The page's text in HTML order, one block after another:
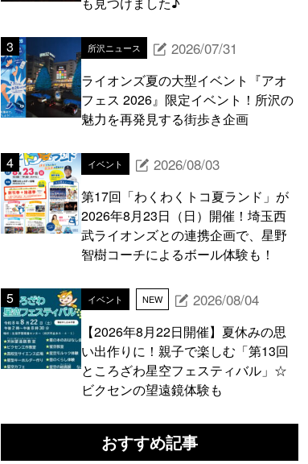
所沢ニュース 2026/07/31
ライオンズ夏の大型イベント『アオ
フェス 2026』限定イベント！所沢の
魅力を再発見する街歩き企画
イベント 2026/08/03
第17回「わくわくトコ夏ランド」が
2026年8月23日（日）開催！埼玉西
武ライオンズとの連携企画で、星野
智樹コーチによるボール体験も！
イベント NEW 2026/08/04
【2026年8月22日開催】夏休みの思
い出作りに！親子で楽しむ「第13回
ところざわ星空フェスティバル」☆
ビクセンの望遠鏡体験も
おすすめ記事